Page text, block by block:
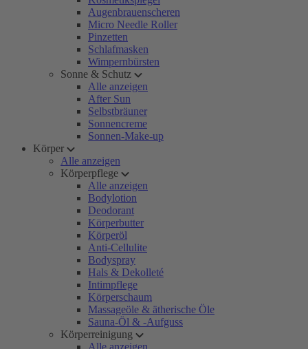
Augenbrauenscheren
Micro Needle Roller
Pinzetten
Schlafmasken
Wimpernbürsten
Sonne & Schutz
Alle anzeigen
After Sun
Selbstbräuner
Sonnencreme
Sonnen-Make-up
Körper
Alle anzeigen
Körperpflege
Alle anzeigen
Bodylotion
Deodorant
Körperbutter
Körperöl
Anti-Cellulite
Bodyspray
Hals & Dekolleté
Intimpflege
Körperschaum
Massageöle & ätherische Öle
Sauna-Öl & -Aufguss
Körperreinigung
Alle anzeigen